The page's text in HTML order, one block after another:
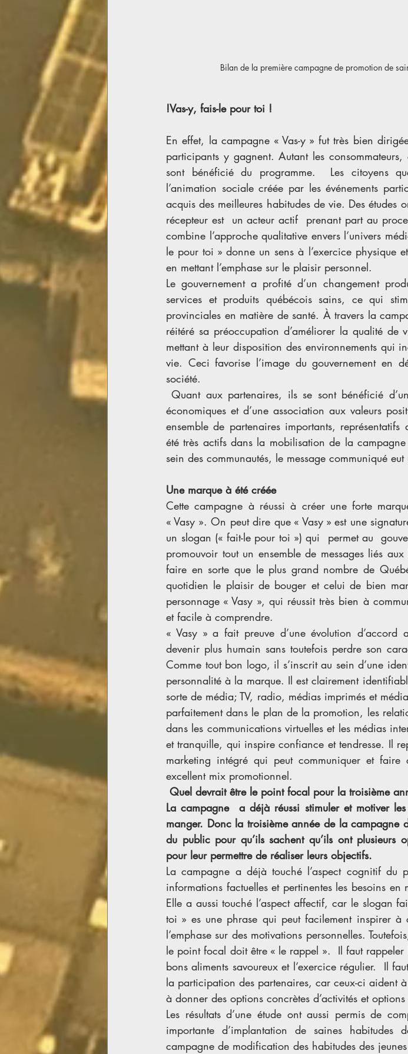
Bilan de la première campagne de promotion de
!Vas-y, fais-le pour toi !
En effet, la campagne « Vas-y » fut très bien
participants y gagnent. Autant les
sont bénéficié du programme.  Les citoyens
l’animation sociale créée par les événements
acquis des meilleures habitudes de vie. Des études
récepteur est  un acteur actif  prenant part au
combine l’approche qualitative envers l’univers
le pour toi » donne un sens à l’exercice physique
en mettant l’emphase sur le plaisir personnel.
Le gouvernement a profité d’un changement
services et produits québécois sains, ce qui
provinciales en matière de santé. À travers la
réitéré sa préoccupation d’améliorer la qualité de
mettant à leur disposition des environnements qui
vie. Ceci favorise l’image du gouvernement en
société.
Quant aux partenaires, ils se sont bénéficié
économiques et d’une association aux valeurs
ensemble de partenaires importants,
été très actifs dans la mobilisation de la
sein des communautés, le message communiqué
Une marque à été créée
Cette campagne à réussi à créer une forte
« Vasy ». On peut dire que « Vasy » est une
un slogan (« fait-le pour toi ») qui  permet au
promouvoir tout un ensemble de messages liés
faire en sorte que le plus grand nombre de
quotidien le plaisir de bouger et celui de bien
personnage « Vasy », qui réussit très bien à
et facile à comprendre.
« Vasy » a fait preuve d’une évolution
devenir plus humain sans toutefois perdre son
Comme tout bon logo, il s’inscrit au sein d’une
personnalité à la marque. Il est clairement
sorte de média; TV, radio, médias imprimés et
parfaitement dans le plan de la promotion, les
dans les communications virtuelles et les médias
et tranquille, qui inspire confiance et tendresse. Il
marketing intégré qui peut communiquer et faire
excellent mix promotionnel.
Quel devrait être le point focal pour la troisième
La campagne  a déjà réussi stimuler et motiver
manger. Donc la troisième année de la campagne
du public pour qu’ils sachent qu’ils ont plusieurs
pour leur permettre de réaliser leurs objectifs.
La campagne a déjà touché l’aspect cognitif du
informations factuelles et pertinentes les besoins
Elle a aussi touché l’aspect affectif, car le slogan
toi » es une phrase qui peut facilement inspirer
l’emphase sur des motivations personnelles.
le point focal doit être « le rappel ».  Il faut
bons aliments savoureux et l’exercice régulier.  Il
la participation des partenaires, car ceux-ci aident
à donner des options concrètes d’activités et options
Les résultats d’une étude ont aussi permis de
importante d’implantation de saines
campagne de modification des habitudes des jeunes